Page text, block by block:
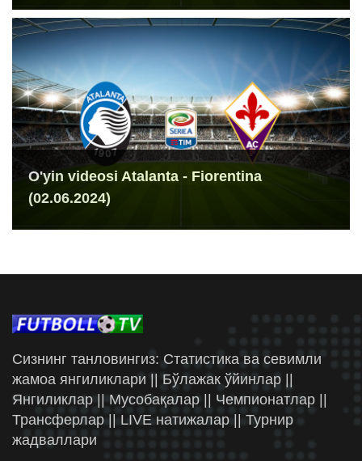
O'yin videosi Atalanta - Fiorentina
(02.06.2024)
Сизнинг танловингиз: Статистика ва севимли
жамоа янгиликлари || Бўлажак ўйинлар ||
Янгиликлар || Мусобақалар || Чемпионатлар ||
Трансферлар || LIVE натижалар || Турнир
жадваллари